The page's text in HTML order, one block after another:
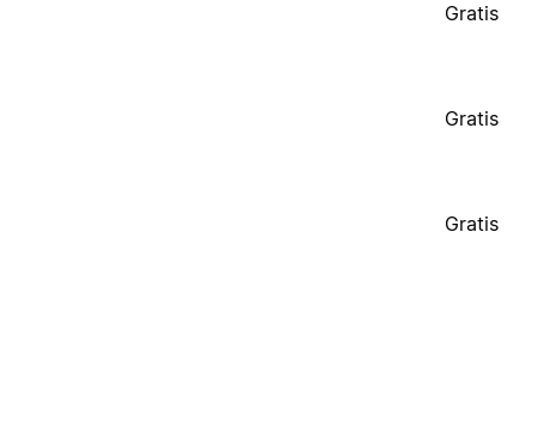
Gratis
Gratis
Gratis